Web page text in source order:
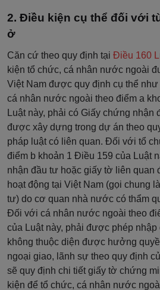
Điều kiện cụ thể đối với
ở
Căn cứ theo quy định tại Điều 160
kiện tổ chức, cá nhân nước ngoài
Việt Nam được quy định cụ thể
cá nhân nước ngoài theo điểm a
Luật này, phải có Giấy chứng nhận
được xây dựng trong dự án theo
pháp luật có liên quan. Đối với tổ
điểm b khoản 1 Điều 159 của Luật
nhận đầu tư hoặc giấy tờ liên quan
hoạt động tại Việt Nam (gọi chung
tư) do cơ quan nhà nước có thẩm
Đối với cá nhân nước ngoài theo
của Luật này, phải được phép nhập
không thuộc diện được hưởng
ngoại giao, lãnh sự theo quy định
sẽ quy định chi tiết giấy tờ chứng
kiện để tổ chức, cá nhân nước